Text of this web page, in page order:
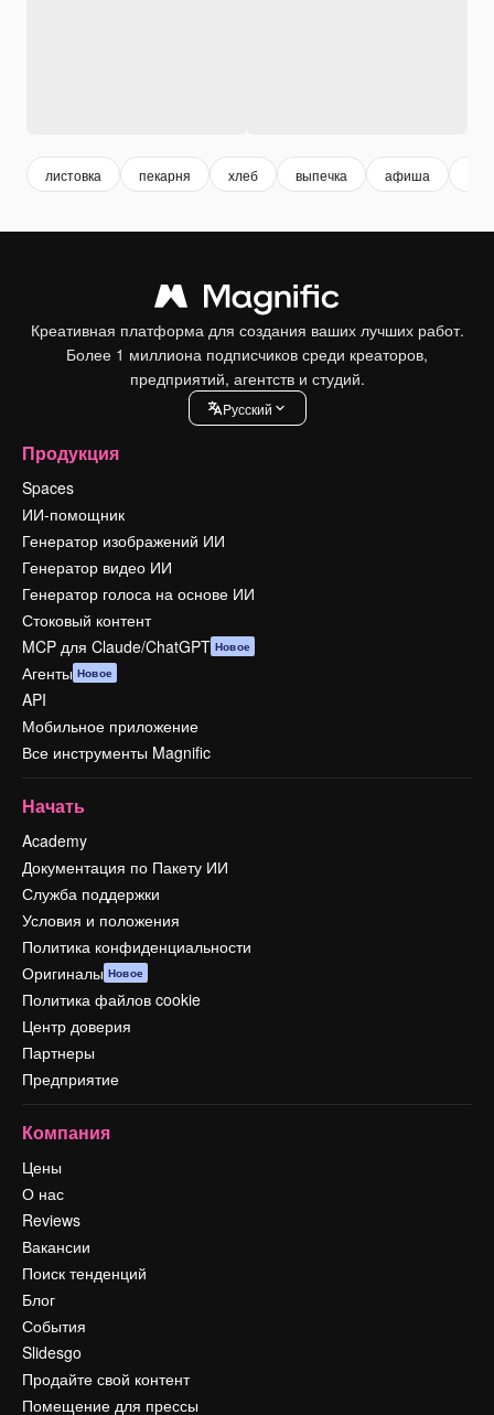
листовка пекарня хлеб выпечка афиша
Креативная платформа для создания ваших лучших работ.
Более 1 миллиона подписчиков среди креаторов,
предприятий, агентств и студий.
Pусский
Продукция
Spaces
ИИ-помощник
Генератор изображений ИИ
Генератор видео ИИ
Генератор голоса на основе ИИ
Стоковый контент
MCP для Claude/ChatGPT Новое
Агенты Новое
API
Мобильное приложение
Все инструменты Magnific
Начать
Academy
Документация по Пакету ИИ
Служба поддержки
Условия и положения
Политика конфиденциальности
Оригиналы Новое
Политика файлов cookie
Центр доверия
Партнеры
Предприятие
Компания
Цены
О нас
Reviews
Вакансии
Поиск тенденций
Блог
События
Slidesgo
Продайте свой контент
Помещение для прессы